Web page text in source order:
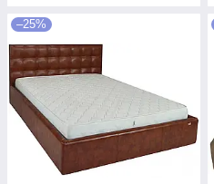
–25%